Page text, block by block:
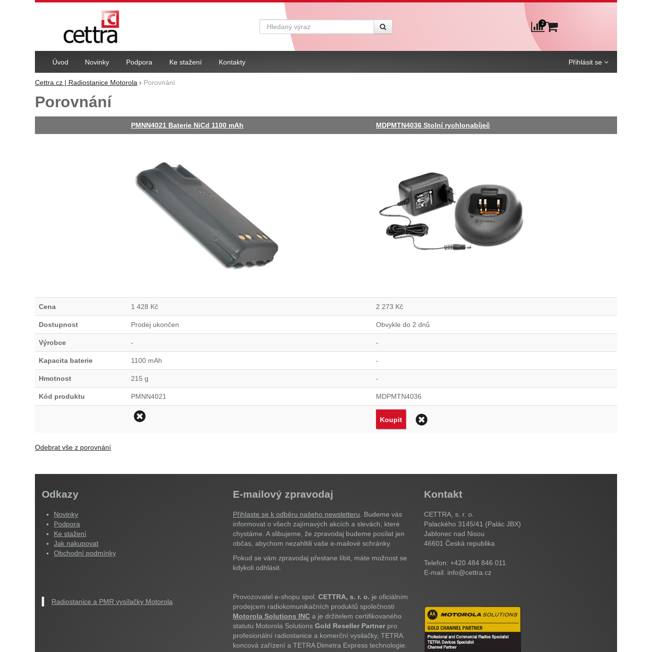
Cettra.cz | Radiostanice Motorola Porovnání
Porovnání
PMNN4021 Baterie NiCd 1100 mAh MDPMTN4036 Stolní rychlonabíječ
Cena 1 428 Kč 2 273 Kč
Dostupnost Prodej ukončen Obvykle do 2 dnů
Výrobce - -
Kapacita baterie 1100 mAh -
Hmotnost 215 g -
Kód produktu PMNN4021 MDPMTN4036
Koupit
Odebrat vše z porovnání
Navigace
Úvod Novinky Podpora Ke stažení Kontakty Přihlásit se
Vyhledávání 2
Odkazy
Novinky
Podpora
Ke stažení
Jak nakupovat
Obchodní podmínky
Radiostanice a PMR vysílačky Motorola
E-mailový zpravodaj
Přihlaste se k odběru našeho newsletteru . Budeme vás
informovat o všech zajímavých akcích a slevách, které
chystáme. A slibujeme, že zpravodaj budeme posílat jen
občas, abychom nezahltili vaše e-mailové schránky.
Pokud se vám zpravodaj přestane líbit, máte možnost se
kdykoli odhlásit.
Provozovatel e-shopu spol. CETTRA, s. r. o. je oficiálním
prodejcem radiokomunikačních produktů společnosti
Motorola Solutions INCa je držitelem certifikovaného
statutu Motorola Solutions Gold Reseller Partnerpro
profesionální radiostanice a komerční vysilačky, TETRA
koncová zařízení a TETRA Dimetra Express technologie.
Kontakt
CETTRA, s. r. o.
Palackého 3145/41 (Palác JBX)
Jablonec nad Nisou
46601 Česká republika
Telefon: +420 484 846 011
E-mail: info@cettra.cz